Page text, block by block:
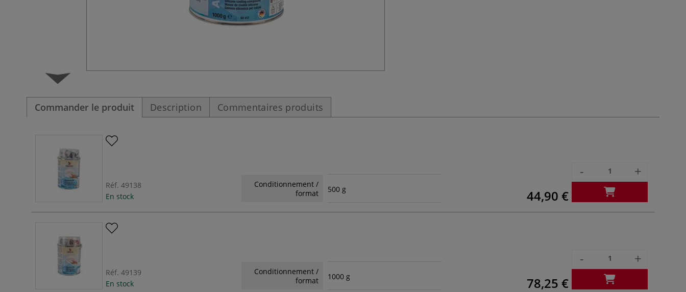
Commander le produit Description Commentaires produits
Réf. 49138
En stock
Conditionnement /
format
500 g 44,90 €
- +
Réf. 49139
En stock
Conditionnement /
format
1000 g 78,25 €
- +